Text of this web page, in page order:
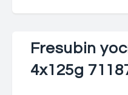
Fresubin
4x125g